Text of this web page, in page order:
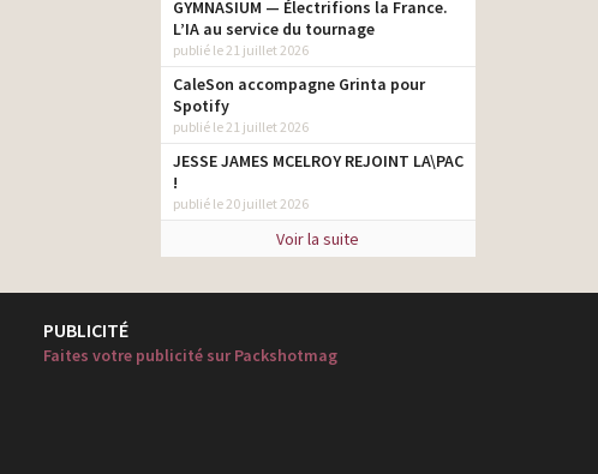
GYMNASIUM — Électrifions la France.
L’IA au service du tournage
publié le 21 juillet 2026
CaleSon accompagne Grinta pour
Spotify
publié le 21 juillet 2026
JESSE JAMES MCELROY REJOINT LA\PAC
!
publié le 20 juillet 2026
Voir la suite
PUBLICITÉ
Faites votre publicité sur Packshotmag